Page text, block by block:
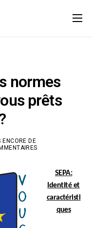
normes
prêts
ENCORE DE
SEPA:
Identité et
caractéristi
ques